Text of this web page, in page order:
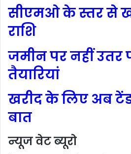
सीएमओ के स्तर से
राशि
जमीन पर नहीं उतर
तैयारियां
खरीद के लिए अब
बात
न्यूज वेट ब्यूरो